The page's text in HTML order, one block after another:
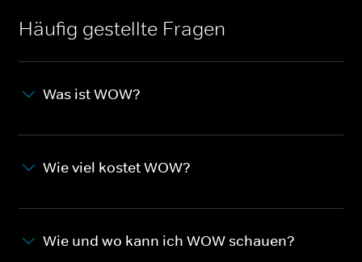
Häufig gestellte Fragen
Was ist WOW?
Wie viel kostet WOW?
Wie und wo kann ich WOW schauen?